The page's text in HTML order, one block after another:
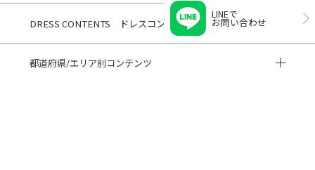
DRESS CONTENTS ドレスコンテンツ
都道府県/エリア別コンテンツ
LINEで
お問い合わせ